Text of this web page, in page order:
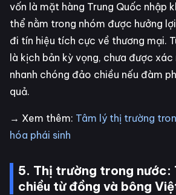
vốn là mặt hàng Trung Quốc nhập
thể nằm trong nhóm được hưởng
đi tín hiệu tích cực về thương mại.
là kịch bản kỳ vọng, chưa được
nhanh chóng đảo chiều nếu đàm
quả.
→ Xem thêm: Tâm lý thị trường
hóa phái sinh
5. Thị trường trong nước:
chiều từ đồng và bông